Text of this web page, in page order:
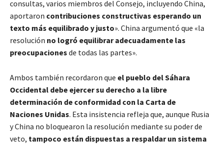
consultas, varios miembros del Consejo, incluyendo China,
aportaron contribuciones constructivas esperando un
texto más equilibrado y justo». China argumentó que «la
resolución no logró equilibrar adecuadamente las
preocupaciones de todas las partes».
Ambos también recordaron que el pueblo del Sáhara
Occidental debe ejercer su derecho a la libre
determinación de conformidad con la Carta de
Naciones Unidas. Esta insistencia refleja que, aunque Rusia
y China no bloquearon la resolución mediante su poder de
veto, tampoco están dispuestas a respaldar un sistema